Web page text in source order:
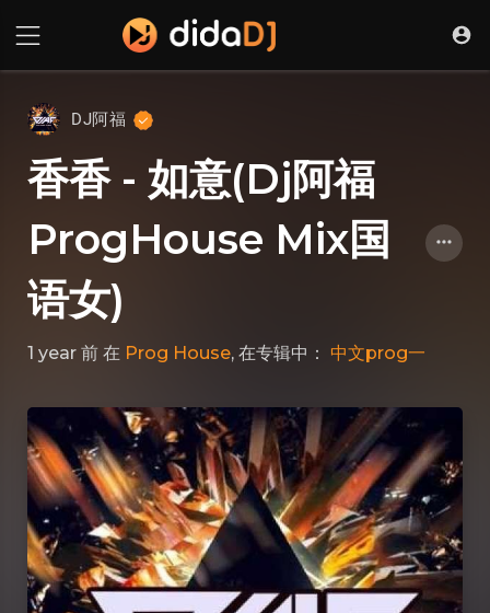
DJ阿福
香香 - 如意(Dj阿福
ProgHouse Mix国
语女)
1 year 前 在 Prog House, 在专辑中： 中文prog一